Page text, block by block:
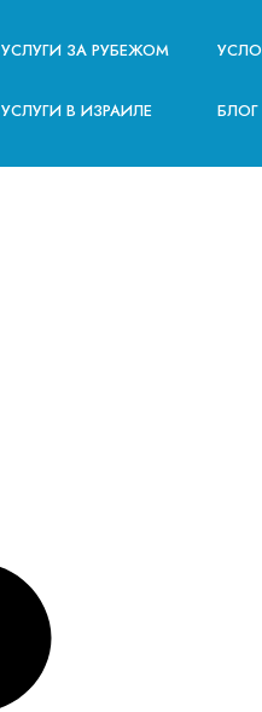
УСЛУГИ ЗА РУБЕЖОМ
УСЛУГИ В ИЗРАИЛЕ БЛОГ